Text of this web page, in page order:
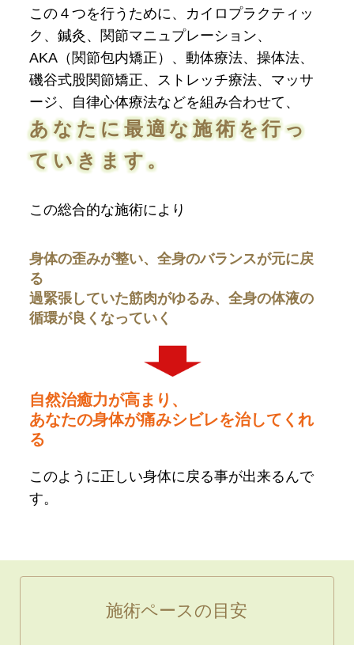
この４つを行うために、カイロプラクティッ
ク、鍼灸、関節マニュプレーション、
AKA（関節包内矯正）、動体療法、操体法、
磯谷式股関節矯正、ストレッチ療法、マッサ
ージ、自律心体療法などを組み合わせて、
あなたに最適な施術を行っ
ていきます。
この総合的な施術により
身体の歪みが整い、全身のバランスが元に戻
る
過緊張していた筋肉がゆるみ、全身の体液の
循環が良くなっていく
自然治癒力が高まり、
あなたの身体が痛みシビレを治してくれ
る
このように正しい身体に戻る事が出来るんで
す。
施術ペースの目安